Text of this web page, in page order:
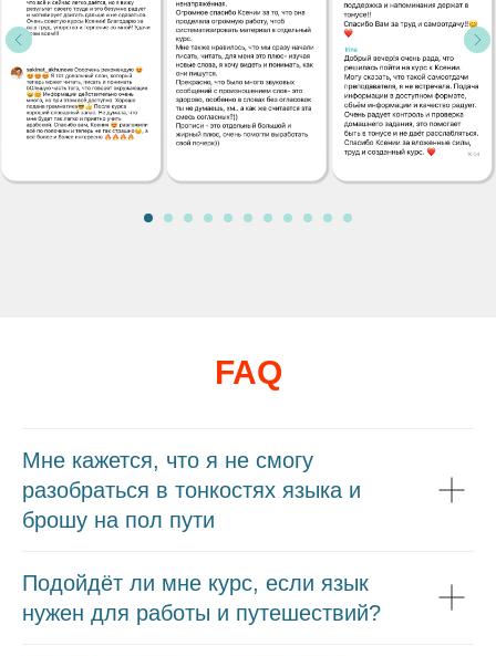
FAQ
Мне кажется, что я не смогу
разобраться в тонкостях языка и
брошу на пол пути
Подойдёт ли мне курс, если язык
нужен для работы и путешествий?